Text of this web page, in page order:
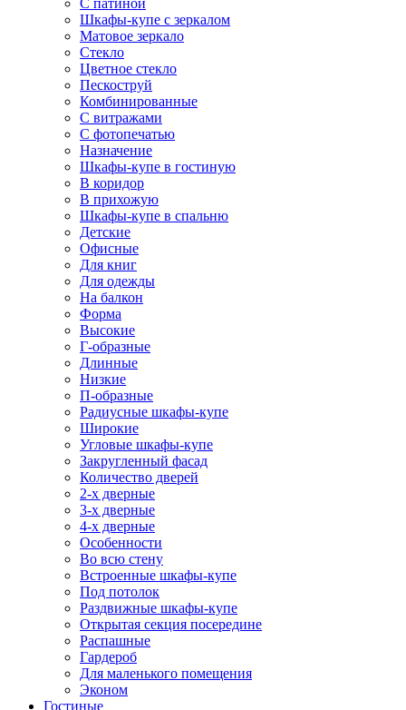
С патиной
Шкафы-купе с зеркалом
Матовое зеркало
Стекло
Цветное стекло
Пескоструй
Комбинированные
С витражами
С фотопечатью
Назначение
Шкафы-купе в гостиную
В коридор
В прихожую
Шкафы-купе в спальню
Детские
Офисные
Для книг
Для одежды
На балкон
Форма
Высокие
Г-образные
Длинные
Низкие
П-образные
Радиусные шкафы-купе
Широкие
Угловые шкафы-купе
Закругленный фасад
Количество дверей
2-х дверные
3-х дверные
4-х дверные
Особенности
Во всю стену
Встроенные шкафы-купе
Под потолок
Раздвижные шкафы-купе
Открытая секция посередине
Распашные
Гардероб
Для маленького помещения
Эконом
Гостиные